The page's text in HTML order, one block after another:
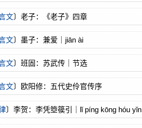
文〕老子：《老子》四章
文〕墨子：兼爱｜jiān ài
文〕班固：苏武传｜节选
文〕欧阳修：五代史伶官传序
〕李贺：李凭箜篌引｜lǐ píng kōng hóu yǐn